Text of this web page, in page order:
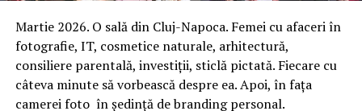
Martie 2026. O sală din Cluj-Napoca. Femei cu afaceri în
fotografie, IT, cosmetice naturale, arhitectură,
consiliere parentală, investiții, sticlă pictată. Fiecare cu
câteva minute să vorbească despre ea. Apoi, în fața
camerei foto în ședință de branding personal.